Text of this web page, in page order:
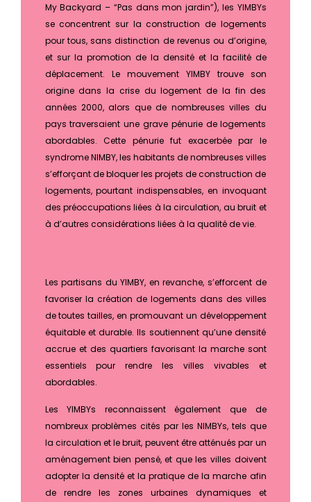
My Backyard – “Pas dans mon jardin”), les YIMBYs
se concentrent sur la construction de logements
pour tous, sans distinction de revenus ou d’origine,
et sur la promotion de la densité et la facilité de
déplacement. Le mouvement YIMBY trouve son
origine dans la crise du logement de la fin des
années 2000, alors que de nombreuses villes du
pays traversaient une grave pénurie de logements
abordables. Cette pénurie fut exacerbée par le
syndrome NIMBY, les habitants de nombreuses villes
s’efforçant de bloquer les projets de construction de
logements, pourtant indispensables, en invoquant
des préoccupations liées à la circulation, au bruit et
à d’autres considérations liées à la qualité de vie.
Les partisans du YIMBY, en revanche, s’efforcent de
favoriser la création de logements dans des villes
de toutes tailles, en promouvant un développement
équitable et durable. Ils soutiennent qu’une densité
accrue et des quartiers favorisant la marche sont
essentiels pour rendre les villes vivables et
abordables.
Les YIMBYs reconnaissent également que de
nombreux problèmes cités par les NIMBYs, tels que
la circulation et le bruit, peuvent être atténués par un
aménagement bien pensé, et que les villes doivent
adopter la densité et la pratique de la marche afin
de rendre les zones urbaines dynamiques et